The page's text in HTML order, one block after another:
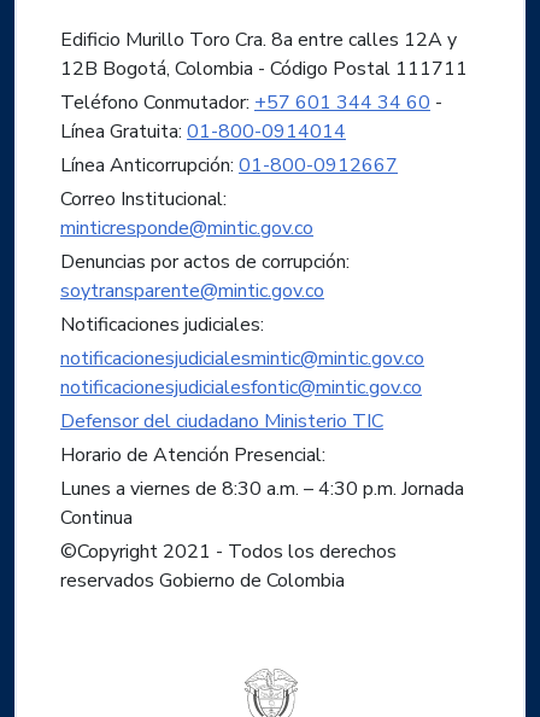
Edificio Murillo Toro Cra. 8a entre calles 12A y
12B Bogotá, Colombia - Código Postal 111711
Teléfono Conmutador: +57 601 344 34 60 -
Línea Gratuita: 01-800-0914014
Línea Anticorrupción: 01-800-0912667
Correo Institucional:
minticresponde@mintic.gov.co
Denuncias por actos de corrupción:
soytransparente@mintic.gov.co
Notificaciones judiciales:
notificacionesjudicialesmintic@mintic.gov.co
notificacionesjudicialesfontic@mintic.gov.co
Defensor del ciudadano Ministerio TIC
Horario de Atención Presencial:
Lunes a viernes de 8:30 a.m. – 4:30 p.m. Jornada
Continua
©Copyright 2021 - Todos los derechos
reservados Gobierno de Colombia